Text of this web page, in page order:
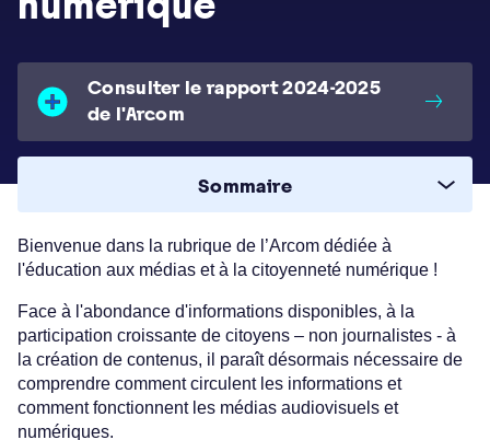
Consulter le rapport 2024-2025
de l'Arcom
Sommaire
Bienvenue dans la rubrique de l’Arcom dédiée à
l'éducation aux médias et à la citoyenneté numérique !
Face à l'abondance d'informations disponibles, à la
participation croissante de citoyens – non journalistes - à
la création de contenus, il paraît désormais nécessaire de
comprendre comment circulent les informations et
comment fonctionnent les médias audiovisuels et
numériques.